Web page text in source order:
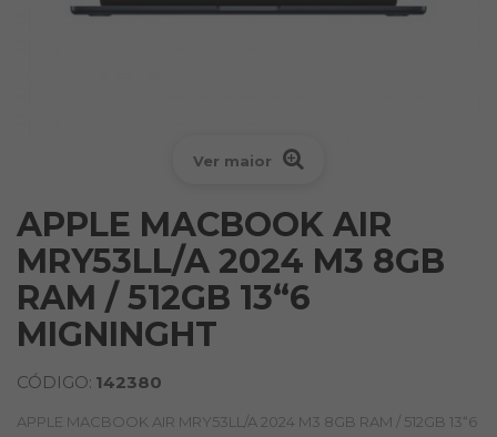
Ver maior
APPLE MACBOOK AIR
MRY53LL/A 2024 M3 8GB
RAM / 512GB 13“6
MIGNINGHT
CÓDIGO: 142380
APPLE MACBOOK AIR MRY53LL/A 2024 M3 8GB RAM / 512GB 13“6